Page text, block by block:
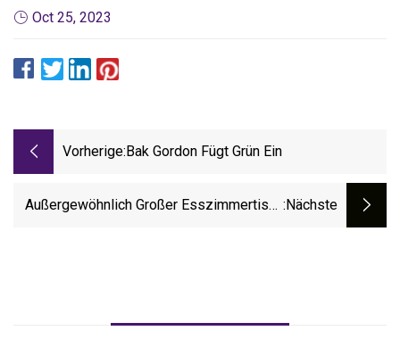
Oct 25, 2023
Vorherige: Bak Gordon Fügt Grün Ein
Außergewöhnlich Großer Esszimmertisch :nächste